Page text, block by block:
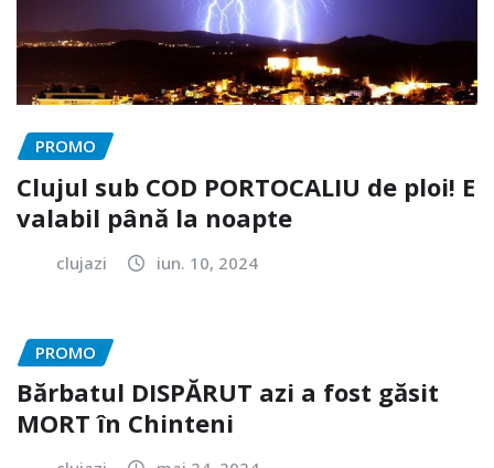
PROMO
Clujul sub COD PORTOCALIU de ploi! E
valabil până la noapte
clujazi iun. 10, 2024
PROMO
Bărbatul DISPĂRUT azi a fost găsit
MORT în Chinteni